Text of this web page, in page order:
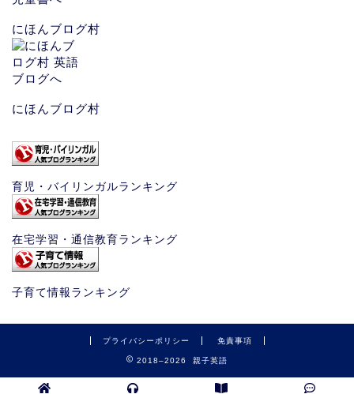
にほんブログ村
にほんブログ村
育児・バイリンガルランキング
在宅学習・通信教育ランキング
子育て情報ランキング
プライバシーポリシー 免責事項
2018–2026 親子英語